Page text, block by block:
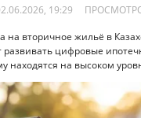
19:29
на вторичное жильё в
цифровые
находятся на высоком